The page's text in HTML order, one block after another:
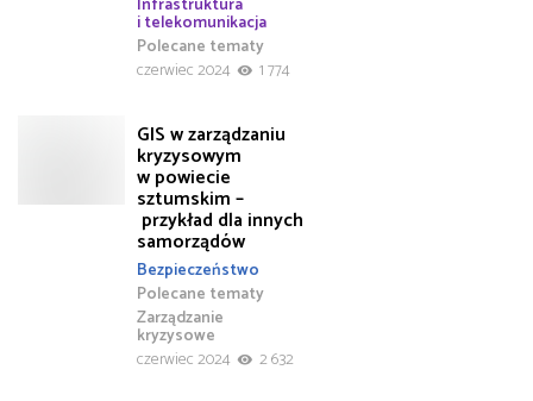
i telekomunikacja
Polecane tematy
czerwiec 2024
1 774
GIS w zarządzaniu
kryzysowym
w powiecie
sztumskim –
przykład dla innych
samorządów
Bezpieczeństwo
Polecane tematy
Zarządzanie
kryzysowe
czerwiec 2024
2 632